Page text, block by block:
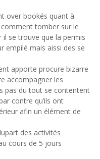
over bookés quant à
tomber sur le
se trouve que la permis
empilé mais aissi des se
apporte procure bizarre
accompagner les
pas du tout se contentent
contre qu’ils ont
afin un élément de
des activités
cours de 5 jours